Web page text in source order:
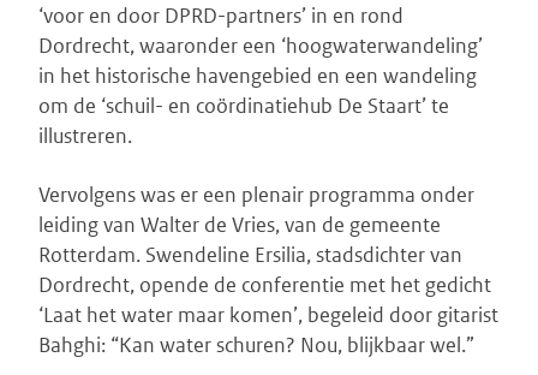
‘voor en door DPRD-partners’ in en rond
Dordrecht, waaronder een ‘hoogwaterwandeling’
in het historische havengebied en een wandeling
om de ‘schuil- en coördinatiehub De Staart’ te
illustreren.
Vervolgens was er een plenair programma onder
leiding van Walter de Vries, van de gemeente
Rotterdam. Swendeline Ersilia, stadsdichter van
Dordrecht, opende de conferentie met het gedicht
‘Laat het water maar komen’, begeleid door gitarist
Bahghi: “Kan water schuren? Nou, blijkbaar wel.”